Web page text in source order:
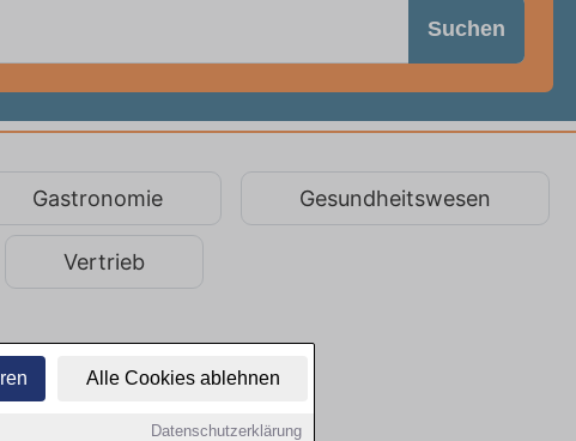
Alle Cookies ablehnen
Datenschutzerklärung
Suchen
Gastronomie Gesundheitswesen
Vertrieb
für Fahrer in Dargun